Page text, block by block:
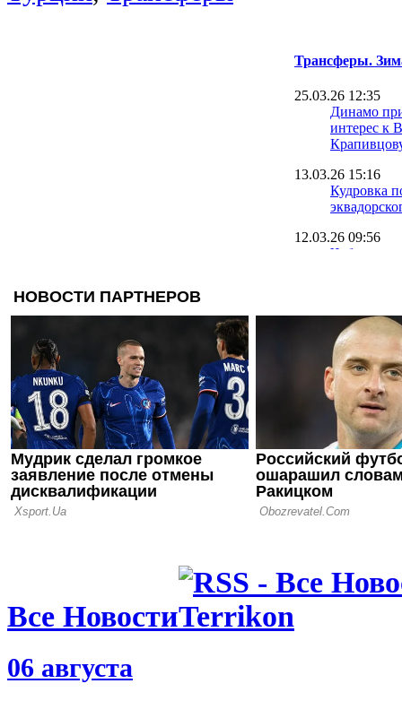
Трансферы.
25.03.26 12:35
Динамо
интерес к
13.03.26 15:16
Кудровка
12.03.26 09:56
Чоботенко
Зимнее
закрыто,
дорогая
11.03.26 11:25
Источник:
аренду
Все Новости
06 августа